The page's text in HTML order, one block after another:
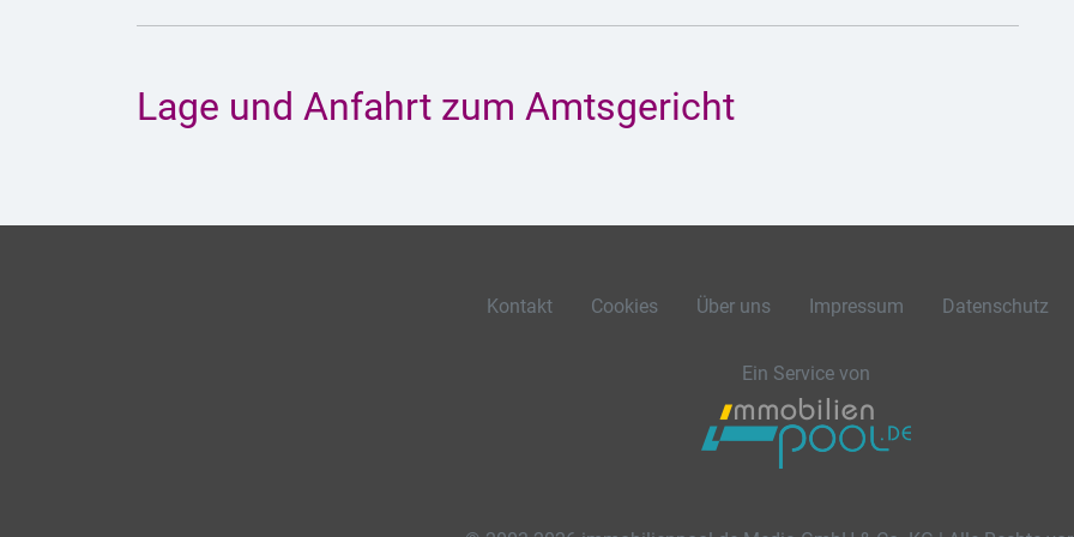
Lage und Anfahrt zum Amtsgericht
Kontakt Cookies Über uns Impressum Datenschutz
Ein Service von